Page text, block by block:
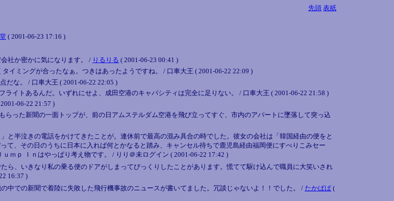
先頭 表紙
( 2001-06-23 17:16 )
社か密かに気になります。 / りるりる ( 2001-06-23 00:41 )
イミングが合ったなぁ。つきはあったようですね。 / 口車大王 ( 2001-06-22 22:09 )
だな。 / 口車大王 ( 2001-06-22 22:05 )
イトあるんだ。いずれにせよ、成田空港のキャパシティは完全に足りない。 / 口車大王 ( 2001-06-22 21:58 )
06-22 21:57 )
った新聞の一面トップが、前の日アムステルダム空港を飛び立ってすぐ、市内のアパートに墜落して突っ込
と半泣きの電話をかけてきたことが。連休前で最高の混み具合の時でした。彼女の会社は「韓国経由の便をと
て、その日のうちに日本に入れば何とかなると踏み、キャンセル待ちで鹿児島経由福岡便にすべりこみセー
ｍｐ Ｉｎはやっぱり考え物です。 / りり＠未ログイン ( 2001-06-22 17:42 )
ら、いきなり私の乗る便のドアがしまってびっくりしたことがあります。慌てて駆け込んで職員に大笑いされ
16:37 )
中での新聞で着陸に失敗した飛行機事故のニュースが書いてました。冗談じゃないよ！！でした。 / たかぱぱ (